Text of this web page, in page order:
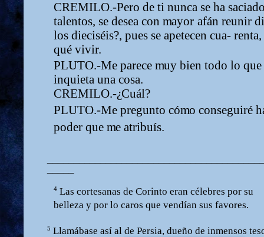
CREMILO.-Pero de ti nunca se ha
talentos, se desea con mayor afán reunir
los dieciséis?, pues se apetecen cua-
qué vivir.
PLUTO.-Me parece muy bien todo lo
inquieta una cosa.
CREMILO.-¿Cuál?
PLUTO.-Me pregunto cómo conseguiré
poder que me atribuís.
_____
4 Las cortesanas de Corinto eran célebres por su
belleza y por lo caros que vendían sus favores.
5 Llamábase así al de Persia, dueño de inmensos